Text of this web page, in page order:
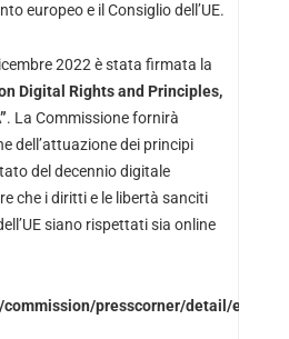
europeo e il Consiglio dell’UE.
2022 è stata firmata la
Digital Rights and Principles,
. La Commissione fornirà
dell’attuazione dei principi
del decennio digitale
che i diritti e le libertà sanciti
siano rispettati sia online
presscorner/detail/en/